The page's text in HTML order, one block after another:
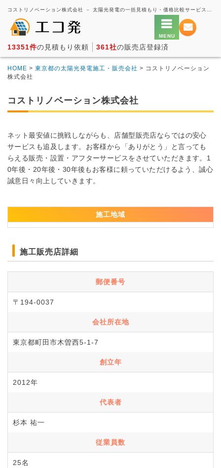
13351件の見積もり依頼 361社の販売店登録済
HOME > 東京都の太陽光発電施工・販売会社 > コストリノベーション
株式会社
コストリノベーション株式会社
ネット最安値に挑戦しながらも、店舗型販売店ならではの安心
サービスも追及します。お客様から「ありがとう」と言っても
らえる販売・設置・アフターサービスをさせていただきます。1
0年後・20年後・30年後もお客様に頼っていただけるよう、誠心
誠意日々向上していきます。
施工地域
施工販売店詳細
郵便番号
〒194-0037
会社所在地
東京都町田市木曽西5-1-7
創立年
2012年
代表者
杉本 祐一
従業員数
25名